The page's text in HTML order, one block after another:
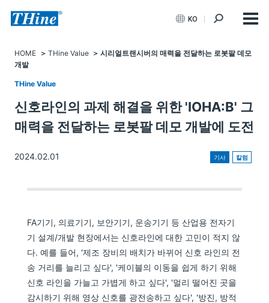
KO
HOME THine Value
시리얼트랜시버의 매력을 전달하는 로봇팔 데모
개발
THine Value
신호라인의 과제 해결을 위한 'IOHA:B' 그
매력을 전달하는 로봇팔 데모 개발에 도전
2024.02.01 기사 칼럼
FA기기, 의료기기, 보안기기, 운송기기 등 산업용 전자기
기 설계/개발 현장에서는 신호라인에 대한 고민이 적지 않
다. 예를 들어, '제조 장비의 배치가 바뀌어 신호 라인의 전
송 거리를 늘리고 싶다', '케이블의 이동을 쉽게 하기 위해
신호 라인을 가늘고 가볍게 하고 싶다', '멀리 떨어진 곳을
감시하기 위해 영상 신호를 광전송하고 싶다', '방진, 방적